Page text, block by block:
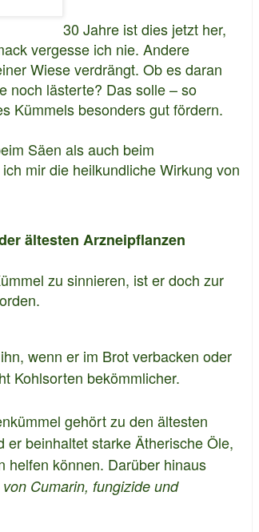
30 Jahre ist dies jetzt her,
vergesse ich nie. Andere
Wiese verdrängt. Ob es daran
noch lästerte? Das solle – so
Kümmels besonders gut fördern.
Säen als auch beim
mir die heilkundliche Wirkung von
ältesten Arzneipflanzen
zu sinnieren, ist er doch zur
.
wenn er im Brot verbacken oder
Kohlsorten bekömmlicher.
gehört zu den ältesten
beinhaltet starke Ätherische Öle,
helfen können. Darüber hinaus
Cumarin, fungizide und